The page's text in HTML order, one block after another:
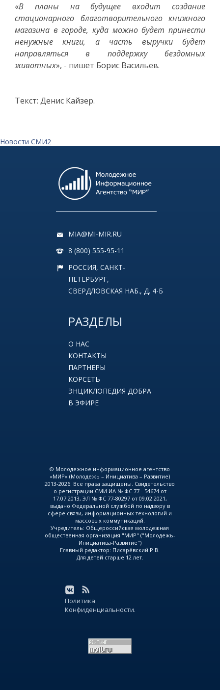
«В планы на будущее входит создание
стационарного благотворительного книжного
магазина в городе, куда можно будет принести
ненужные книги, а часть выручки будет
направляться в поддержку бездомных
животных», - пишет Борис Васильев.
Текст: Денис Кайзер.
Новости СМИ2
MIA@MI-MIR.RU
8 (800) 555-95-11
РОССИЯ, САНКТ-
ПЕТЕРБУРГ,
СВЕРДЛОВСКАЯ НАБ., Д. 4-Б
РАЗДЕЛЫ
О НАС
КОНТАКТЫ
ПАРТНЕРЫ
КОРСЕТЬ
ЭНЦИКЛОПЕДИЯ ДОБРА
В ЭФИРЕ
© Молодежное информационное агентство
«МИР» (Молодежь – Инициатива – Развитие)
2013-2026. Все права защищены. Свидетельство
о регистрации СМИ ИА № ФС 77 - 54674 от
17.07.2013, ЭЛ № ФС 77-80297 от 09.02.2021,
выдано Федеральной службой по надзору в
сфере связи, информационных технологий и
массовых коммуникаций.
Учредитель: Общероссийская молодежная
общественная организация "МИР" ("Молодежь-
Инициатива-Развитие")
Главный редактор: Писарёвский Р.В.
Для детей старше 12 лет.
Политика
Конфиденциальности.